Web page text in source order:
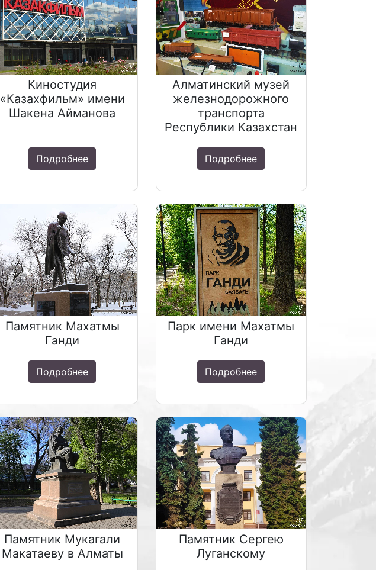
Киностудия
«Казахфильм» имени
Шакена Айманова
Подробнее
Алматинский музей
железнодорожного
транспорта
Республики Казахстан
Подробнее
Памятник Махатмы
Ганди
Подробнее
Парк имени Махатмы
Ганди
Подробнее
Памятник Мукагали
Макатаеву в Алматы
Памятник Сергею
Луганскому